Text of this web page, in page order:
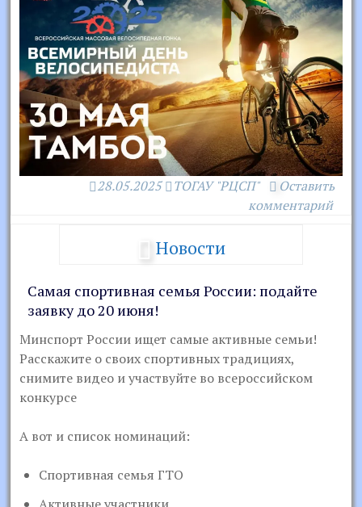
28.05.2025 ТОГАУ "РЦСП"
Оставить
комментарий
Новости
Самая спортивная семья России: подайте
заявку до 20 июня!
Минспорт России ищет самые активные семьи!
Расскажите о своих спортивных традициях,
снимите видео и участвуйте во всероссийском
конкурсе
А вот и список номинаций:
Спортивная семья ГТО